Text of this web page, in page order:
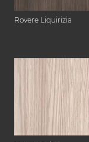
Rovere Liquirizia